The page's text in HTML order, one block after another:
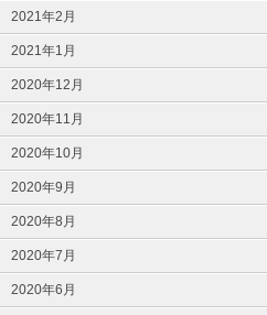
2021年2月
2021年1月
2020年12月
2020年11月
2020年10月
2020年9月
2020年8月
2020年7月
2020年6月